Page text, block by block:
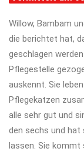
Willow, Bambam
die berichtet hat,
geschlagen
Pflegestelle
auskennt. Sie
Pflegekatzen
alle sehr gut und
den sechs und hat
lassen. Sie